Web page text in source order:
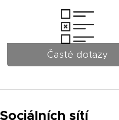
Časté dotazy
sítí